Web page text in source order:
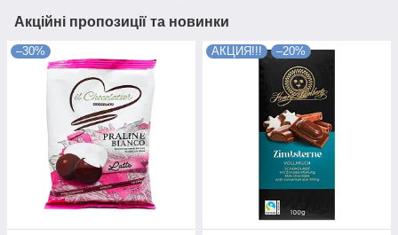
Акційні пропозиції та новинки
–30% АКЦИЯ!!! –20%